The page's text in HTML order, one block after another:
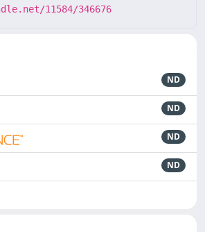
11584/346676
ND
ND
ND
ND